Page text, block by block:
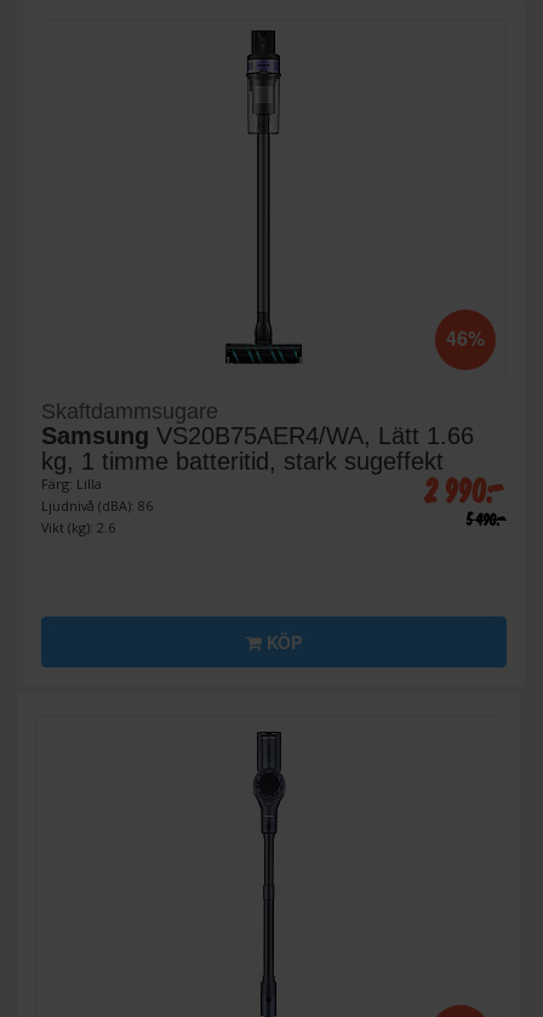
46%
Skaftdammsugare
Samsung VS20B75AER4/WA, Lätt 1.66
kg, 1 timme batteritid, stark sugeffekt
Färg: Lilla
Ljudnivå (dBA): 86
Vikt (kg): 2.6
2 990:-
5 490:-
KÖP